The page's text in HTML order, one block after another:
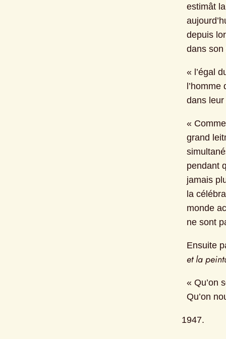
estimât
depuis
dans son
« l’égal
dans
«
grand
pendant
jamais
la
monde
ne sont
Ensuite
et la
« Qu’on
Qu’on